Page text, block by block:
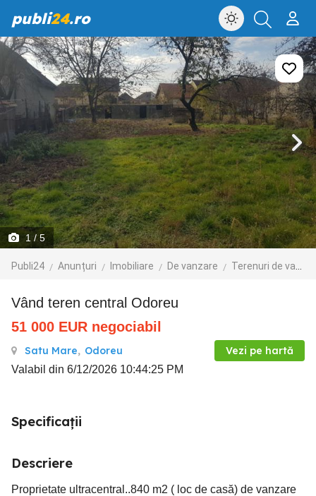
publi24.ro
1 / 5
Publi24 Anunțuri Imobiliare De vanzare Terenuri de vanzare
Vând teren central Odoreu
51 000 EUR negociabil
Satu Mare, Odoreu Vezi pe hartă
Valabil din 6/12/2026 10:44:25 PM
Specificații
Descriere
Proprietate ultracentral..840 m2 ( loc de casă) de vanzare